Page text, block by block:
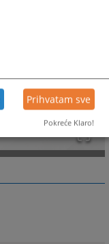
Prihvatam sve
Pokreće Klaro!